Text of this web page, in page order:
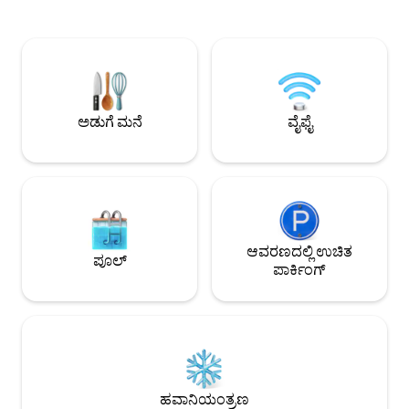
ಮುಂಭಾಗದಲ್ಲಿ ಪಾರ್ಕಿಂಗ್ ಸೌಲಭ್ಯವಿರುವ ಖಾಸಗಿ
ಪ್ಯಾಟಿಯೋ ಇದೆ—ಶಾಂತಿಯುತ, ಪ್ರಣಯಭರಿತ
ವಿಹಾರಕ್ಕೆ ಇದು ಪರಿಪೂರ್ಣ ಸ್ಥಳವಾಗಿದೆ. ದಂಪತಿಗಳಿಗೆ
ಮತ್ತು ಪ್ರಣಯ ವಿಹಾರಗಳಿಗೆ ಸೂಕ್ತವಾಗಿದೆ.
ಮತ್ತು ಬಾರ್ಬರೆಸ್ಕೊ
ಅನೇಕ ಸುಂದರವಾದ
ಅಡುಗೆ ಮನೆ ವೈಫೈ
ಪೂಲ್
ಆವರಣದಲ್ಲಿ ಉಚಿತ
ಪಾರ್ಕಿಂಗ್
ಹವಾನಿಯಂತ್ರಣ